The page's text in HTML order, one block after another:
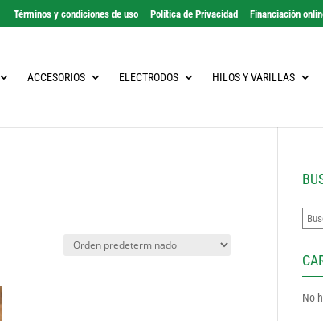
Términos y condiciones de uso Política de Privacidad Financiación
ACCESORIOS ELECTRODOS HILOS Y VARILLAS
No